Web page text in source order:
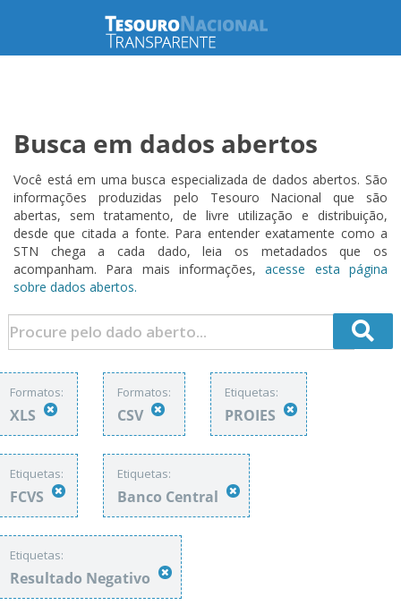
Busca em dados abertos
Você está em uma busca especializada de dados abertos. São
informações produzidas pelo Tesouro Nacional que são
abertas, sem tratamento, de livre utilização e distribuição,
desde que citada a fonte. Para entender exatamente como a
STN chega a cada dado, leia os metadados que os
acompanham. Para mais informações,acesse esta página
sobre dados abertos.
Formatos:
XLS
Formatos:
CSV
Etiquetas:
PROIES
Etiquetas:
FCVS
Etiquetas:
Banco Central
Etiquetas:
Resultado Negativo